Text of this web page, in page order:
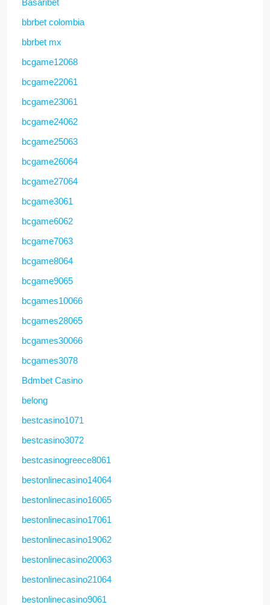
Basaribet
bbrbet colombia
bbrbet mx
bcgame12068
bcgame22061
bcgame23061
bcgame24062
bcgame25063
bcgame26064
bcgame27064
bcgame3061
bcgame6062
bcgame7063
bcgame8064
bcgame9065
bcgames10066
bcgames28065
bcgames30066
bcgames3078
Bdmbet Casino
belong
bestcasino1071
bestcasino3072
bestcasinogreece8061
bestonlinecasino14064
bestonlinecasino16065
bestonlinecasino17061
bestonlinecasino19062
bestonlinecasino20063
bestonlinecasino21064
bestonlinecasino9061